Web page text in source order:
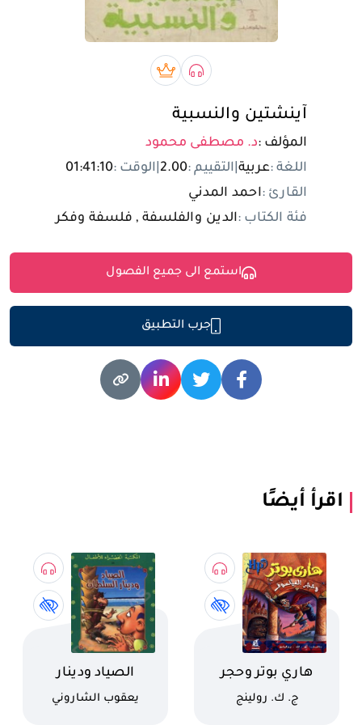
تسجيل الدخول
مستخدم جديد
صوتي bookبريميوم book
آينشتين والنسبية
المؤلف :د. مصطفى محمود
اللغة :عربية التقييم :2.00 الوقت :01:41:10
القارئ :احمد المدني
فئة الكتاب :الدين والفلسفة , فلسفة وفكر
استمع الى جميع الفصول
جرب التطبيق
اقرأ أيضًا
اسم الكتاب
هاري بوتر وحجر
الفيلسوف
كاتب
ج. ك. رولينج
اسم الكتاب
الصياد ودينار
السلطانكاتب
يعقوب الشاروني